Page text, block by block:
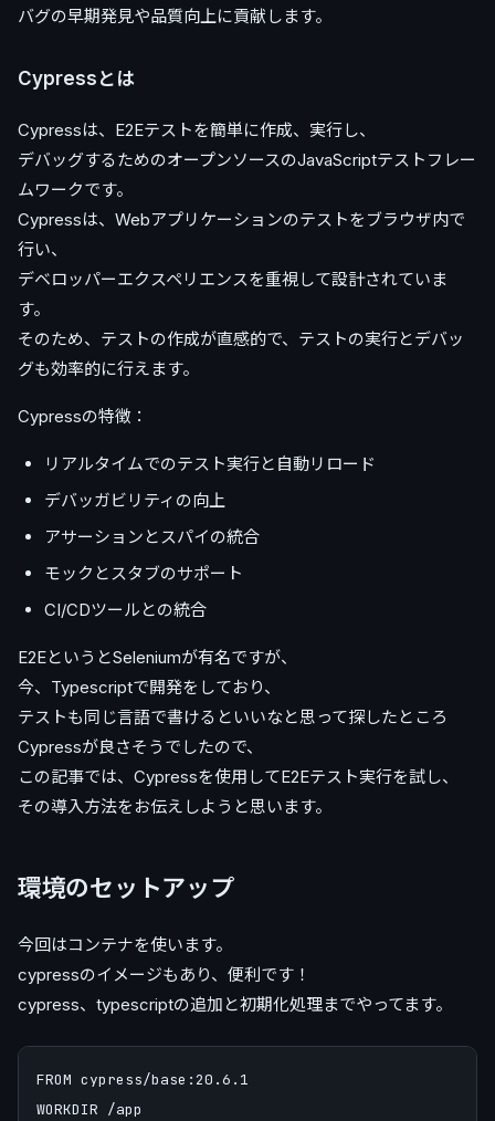
バグの早期発見や品質向上に貢献します。
Cypressとは
Cypressは、E2Eテストを簡単に作成、実行し、
デバッグするためのオープンソースのJavaScriptテストフレー
ムワークです。
Cypressは、Webアプリケーションのテストをブラウザ内で
行い、
デベロッパーエクスペリエンスを重視して設計されていま
す。
そのため、テストの作成が直感的で、テストの実行とデバッ
グも効率的に行えます。
Cypressの特徴：
リアルタイムでのテスト実行と自動リロード
デバッガビリティの向上
アサーションとスパイの統合
モックとスタブのサポート
CI/CDツールとの統合
E2EというとSeleniumが有名ですが、
今、Typescriptで開発をしており、
テストも同じ言語で書けるといいなと思って探したところ
Cypressが良さそうでしたので、
この記事では、Cypressを使用してE2Eテスト実行を試し、
その導入方法をお伝えしようと思います。
環境のセットアップ
今回はコンテナを使います。
cypressのイメージもあり、便利です！
cypress、typescriptの追加と初期化処理までやってます。
FROM cypress/base:20.6.1
WORKDIR /app